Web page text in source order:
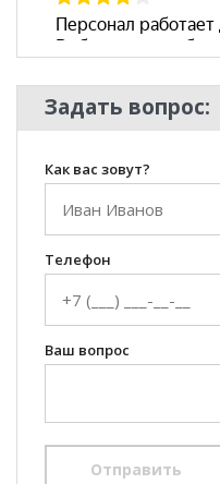
Задать вопрос:
Как вас зовут?
Телефон
Ваш вопрос
Отправить